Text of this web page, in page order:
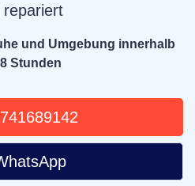
repariert
und Umgebung innerhalb
Stunden